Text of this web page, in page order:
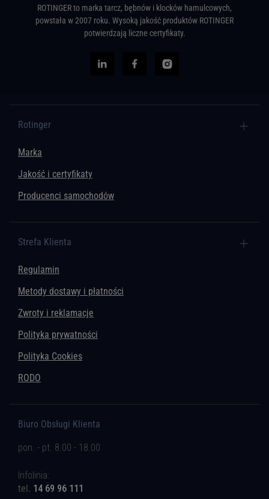
ROTINGER to marka tarcz, bębnów i klocków hamulcowych,
powstała w 2007 roku. Wysoką jakość produktów ROTINGER
potwierdzają liczne certyfikaty.
Rotinger
Marka
Jakość i certyfikaty
Producenci samochodów
Strefa Klienta
Regulamin
Metody dostawy i płatności
Zwroty i reklamacje
Polityka prywatności
Polityka Cookies
RODO
Biuro Obsługi Klienta
pon. - pt. 8.00 - 18.00
Infolinia:
tel. 14 69 96 111